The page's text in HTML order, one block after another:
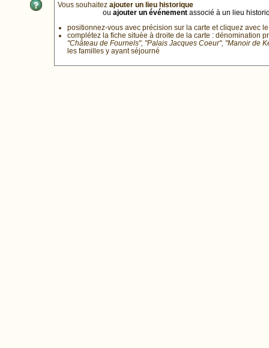
Vous souhaitez ajouter un lieu historique
ou ajouter un événement associé à un lieu
positionnez-vous avec précision sur la carte et cliquez avec
complétez la fiche située à droite de la carte : dénomination
"Château de Fournels", "Palais Jacques Coeur", "Manoir de
les familles y ayant séjourné